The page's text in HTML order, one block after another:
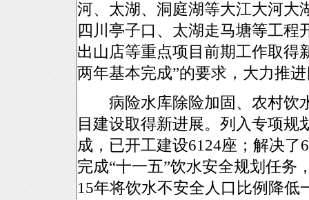
河、太湖、洞庭湖等大江大河大
四川亭子口、太湖走马塘等工
出山店等重点项目前期工作取得
两年基本完成”的要求，大力推
病险水库除险加固、农村饮
目建设取得新进展。列入专项规
成，已开工建设6124座；解决
完成“十一五”饮水安全规划任务
15年将饮水不安全人口比例降低